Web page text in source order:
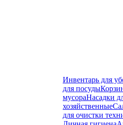
Инвентарь для
для посуды
мусораНасадки
хозяйственные
для очистки